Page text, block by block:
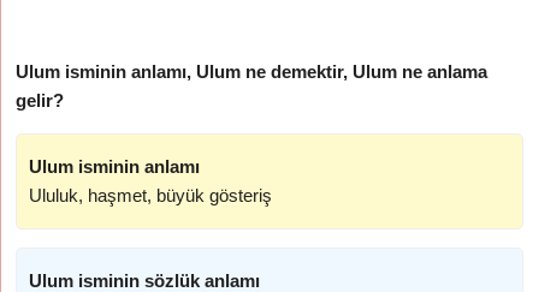
Ulum isminin anlamı, Ulum ne demektir, Ulum ne anlama
gelir?
Ulum isminin anlamı
Ululuk, haşmet, büyük gösteriş
Ulum isminin sözlük anlamı